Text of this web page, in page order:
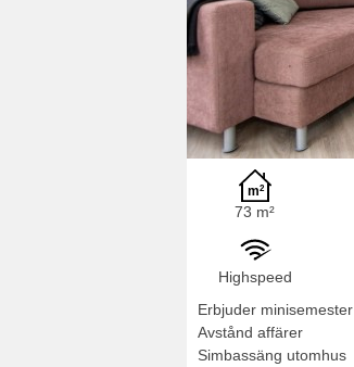
73 m²
Highspeed
Erbjuder minisemester
Avstånd affärer
Simbassäng utomhus